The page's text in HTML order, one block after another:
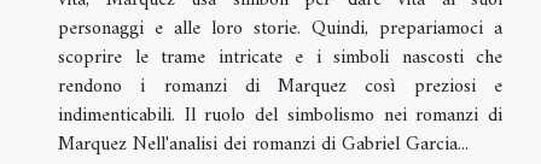
personaggi e alle loro storie. Quindi, prepariamoci a
scoprire le trame intricate e i simboli nascosti che
rendono i romanzi di Marquez così preziosi e
indimenticabili. Il ruolo del simbolismo nei romanzi di
Marquez Nell'analisi dei romanzi di Gabriel Garcia...